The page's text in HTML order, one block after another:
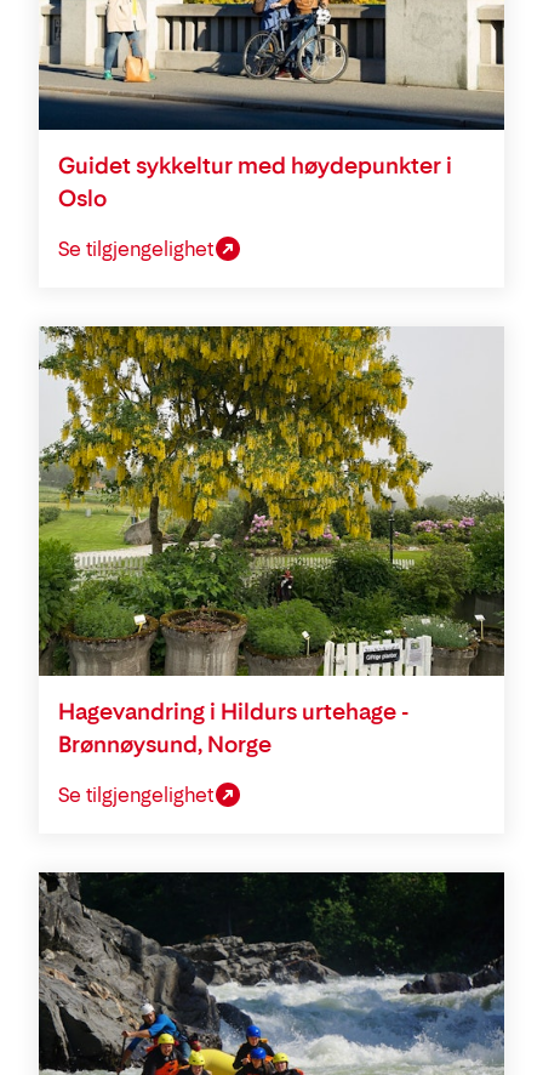
Guidet sykkeltur med høydepunkter i
Oslo
Se tilgjengelighet
Hagevandring i Hildurs urtehage -
Brønnøysund, Norge
Se tilgjengelighet